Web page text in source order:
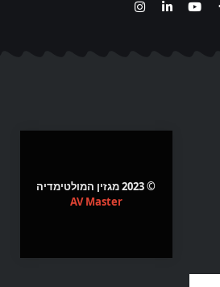
© 2023 מגזין המולטימדיה
AV Master